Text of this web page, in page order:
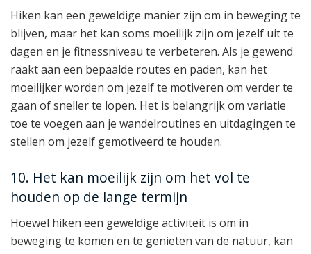
Hiken kan een geweldige manier zijn om in beweging te
blijven, maar het kan soms moeilijk zijn om jezelf uit te
dagen en je fitnessniveau te verbeteren. Als je gewend
raakt aan een bepaalde routes en paden, kan het
moeilijker worden om jezelf te motiveren om verder te
gaan of sneller te lopen. Het is belangrijk om variatie
toe te voegen aan je wandelroutines en uitdagingen te
stellen om jezelf gemotiveerd te houden.
10. Het kan moeilijk zijn om het vol te
houden op de lange termijn
Hoewel hiken een geweldige activiteit is om in
beweging te komen en te genieten van de natuur, kan